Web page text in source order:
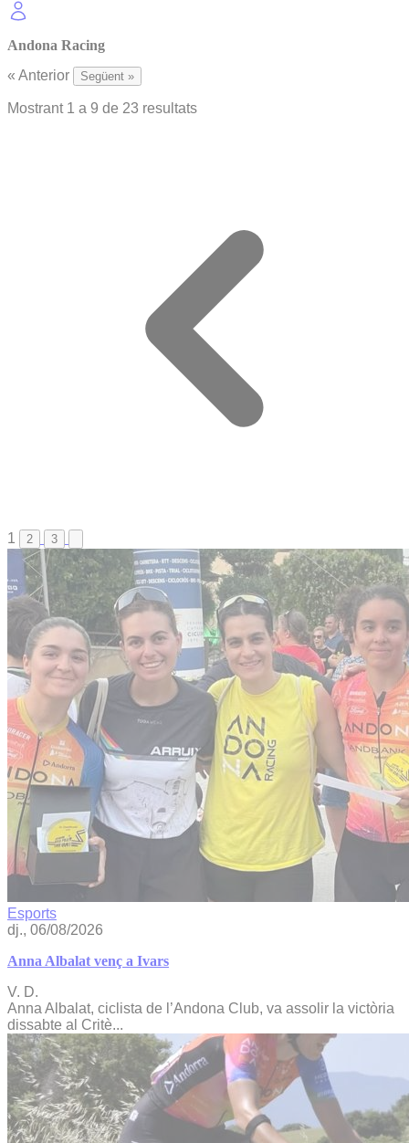
Andona Racing
« Anterior
Següent »
Mostrant 1 a 9 de 23 resultats
1 2 3
Esports
dj., 06/08/2026
Anna Albalat venç a Ivars
V. D.
Anna Albalat, ciclista de l’Andona Club, va assolir la victòria
dissabte al Critè...